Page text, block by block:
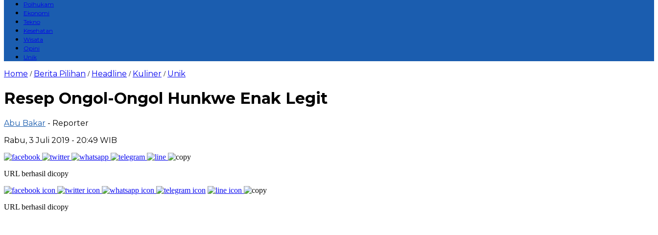
Polhukam
Ekonomi
Tekno
Kesehatan
Wisata
Opini
Unik
Home / Berita Pilihan / Headline / Kuliner / Unik
Resep Ongol-Ongol Hunkwe Enak Legit
Abu Bakar - Reporter
Rabu, 3 Juli 2019 - 20:49 WIB
URL berhasil dicopy
URL berhasil dicopy